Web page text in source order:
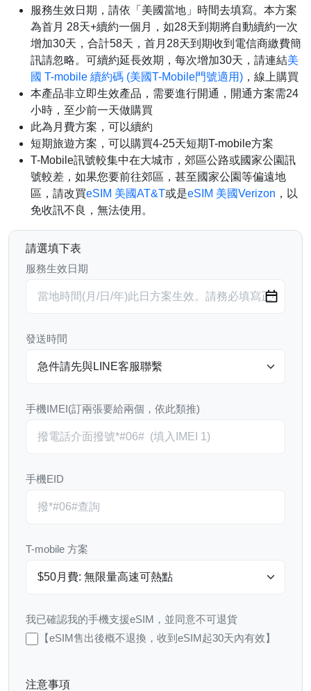
服務生效日期，請依「美國當地」時間去填寫。本方案
為首月 28天+續約一個月，如28天到期將自動續約一次
增加30天，合計58天，首月28天到期收到電信商繳費簡
訊請忽略。可續約延長效期，每次增加30天，請連結美
國 T-mobile 續約碼 (美國T-Mobile門號適用) ，線上購買
本產品非立即生效產品，需要進行開通，開通方案需24
小時，至少前一天做購買
此為月費方案，可以續約
短期旅遊方案，可以購買4-25天短期T-mobile方案
T-Mobile訊號較集中在大城市，郊區公路或國家公園訊
號較差，如果您要前往郊區，甚至國家公園等偏遠地
區，請改買eSIM 美國AT&T或是eSIM 美國Verizon ，以
免收訊不良，無法使用。
請選填下表
服務生效日期
發送時間
手機IMEI(訂兩張要給兩個，依此類推)
手機EID
T-mobile 方案
我已確認我的手機支援eSIM，並同意不可退貨
【eSIM售出後概不退換，收到eSIM起30天內有效】
注意事項